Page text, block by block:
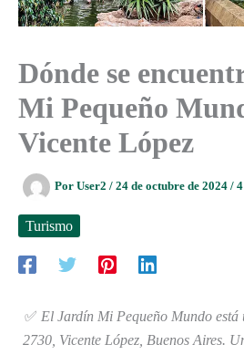
Dónde se
Mi Pequeño
Vicente López
Por User2 / 24 de octubre de 2024 /
Turismo
✅ El Jardín Mi Pequeño Mundo
2730, Vicente López, Buenos Aires.